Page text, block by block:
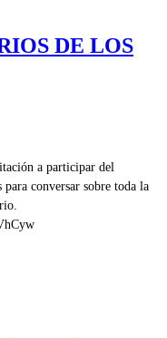
DE LOS
a participar del
conversar sobre toda la